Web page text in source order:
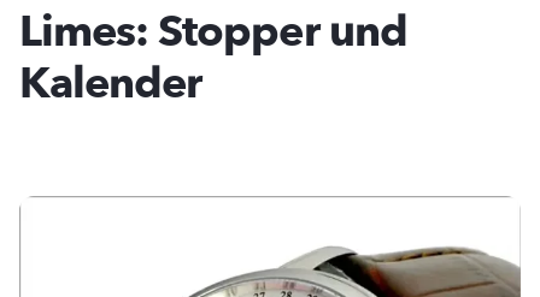
Limes: Stopper und
Kalender